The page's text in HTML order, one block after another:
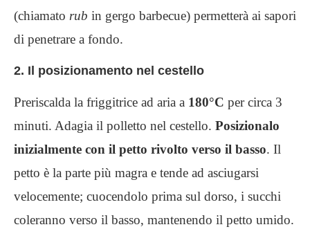
(chiamato rub in gergo barbecue) permetterà ai sapori
di penetrare a fondo.
2. Il posizionamento nel cestello
Preriscalda la friggitrice ad aria a 180°C per circa 3
minuti. Adagia il polletto nel cestello. Posizionalo
inizialmente con il petto rivolto verso il basso. Il
petto è la parte più magra e tende ad asciugarsi
velocemente; cuocendolo prima sul dorso, i succhi
coleranno verso il basso, mantenendo il petto umido.